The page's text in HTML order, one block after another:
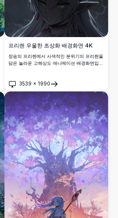
프리렌 우울한 초상화 배경화면 4K
장송의 프리렌에서 사색적인 분위기의 프리렌을
담은 놀라운 고해상도 애니메이션 배경화면입니
위기의 배경과 함께 보여주며, 데스크톱 커스터
마이징에 완벽합니다.
3539 × 1990
열기